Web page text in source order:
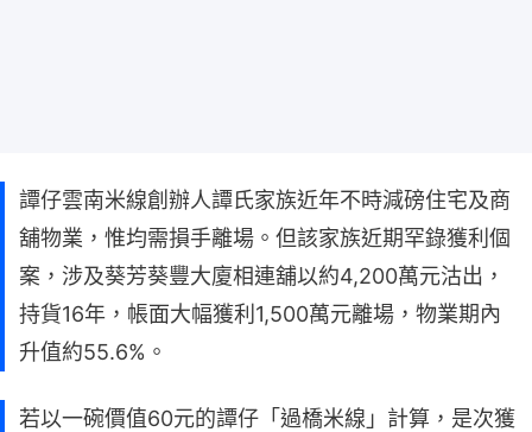
譚仔雲南米線創辦人譚氏家族近年不時減磅住宅及商
舖物業，惟均需損手離場。但該家族近期罕錄獲利個
案，涉及葵芳葵豐大廈相連舖以約4,200萬元沽出，
持貨16年，帳面大幅獲利1,500萬元離場，物業期內
升值約55.6%。
若以一碗價值60元的譚仔「過橋米線」計算，是次獲